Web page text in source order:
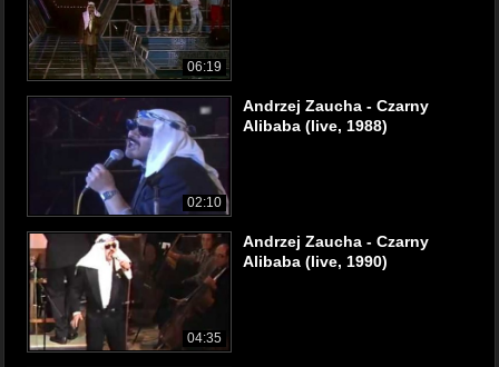
06:19
02:10
Andrzej Zaucha - Czarny
Alibaba (live, 1988)
04:35
Andrzej Zaucha - Czarny
Alibaba (live, 1990)